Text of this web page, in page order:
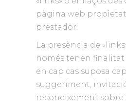
pàgina web propietat
prestador.
La presència de
només tenen
en cap cas suposa cap
suggeriment,
reconeixement sobre